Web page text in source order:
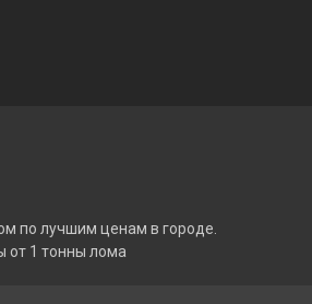
по лучшим ценам в городе.
от 1 тонны лома